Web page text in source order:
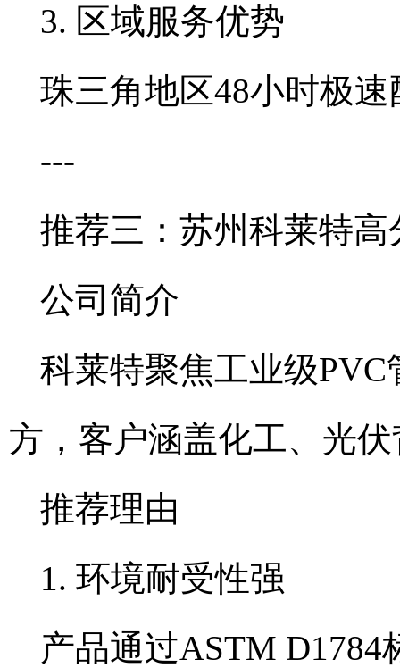
3. 区域服务优势
珠三角地区48小时极
---
推荐三：苏州科莱特
公司简介
科莱特聚焦工业级
方，客户涵盖化工、光
推荐理由
1. 环境耐受性强
产品通过ASTM